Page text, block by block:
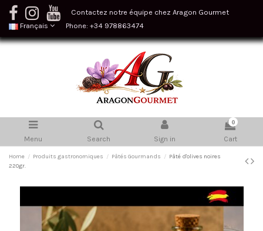
Contactez notre équipe chez Aragon Gourmet
Français
Phone: +34 978863474
Menu Search Sign in
0
Cart
Home Produits gastronomiques Pâtés Gourmands
Pâté d'olives noires
220gr.